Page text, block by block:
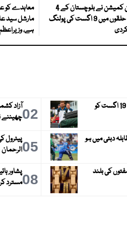
الیکشن کمیشن نے بلوچستان کے 4
بلدیاتی حلقوں میں 9 اگست کی پولنگ
معاہدے کو
مارشل سید
ہے،
کیریبین پریمیئر لیگ ، قومی کرکٹرز کو این او سی 19 اگست کو
02آزاد
چھیننے
کا مقابلہ دبئی میں ہو
05الرحمان
میں سونا مزید مہنگا ، قیمت 7 ہفتوں کی بلند
08پشاور
مسترد